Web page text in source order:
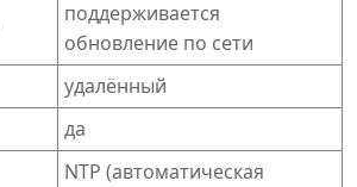
поддерживается
обновление по сети
удалённый
да
NTP (автоматическая